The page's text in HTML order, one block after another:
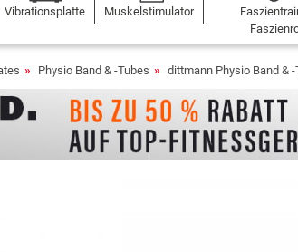
Vibrationsplatte Muskelstimulator
Physio Band & -Tubes dittmann Physio Band & -